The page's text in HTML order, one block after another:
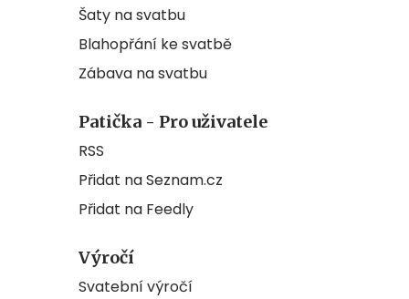
Šaty na svatbu
Blahopřání ke svatbě
Zábava na svatbu
Patička - Pro uživatele
RSS
Přidat na Seznam.cz
Přidat na Feedly
Výročí
Svatební výročí